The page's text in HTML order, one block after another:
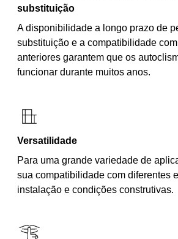
substituição
A disponibilidade a longo prazo de
substituição e a compatibilidade
anteriores garantem que os
funcionar durante muitos anos.
Versatilidade
Para uma grande variedade de
sua compatibilidade com diferentes
instalação e condições construtivas.